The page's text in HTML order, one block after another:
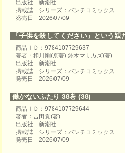
出版社：新潮社
掲載誌・シリーズ：バンチコミックス
発売日：2026/07/09
「子供を殺してください」という親
商品ＩＤ：9784107729637
著者：押川剛(原著) 鈴木マサカズ(著)
出版社：新潮社
掲載誌・シリーズ：バンチコミックス
発売日：2026/07/09
働かないふたり 38巻 (38)
商品ＩＤ：9784107729644
著者：吉田覚(著)
出版社：新潮社
掲載誌・シリーズ：バンチコミックス
発売日：2026/07/09